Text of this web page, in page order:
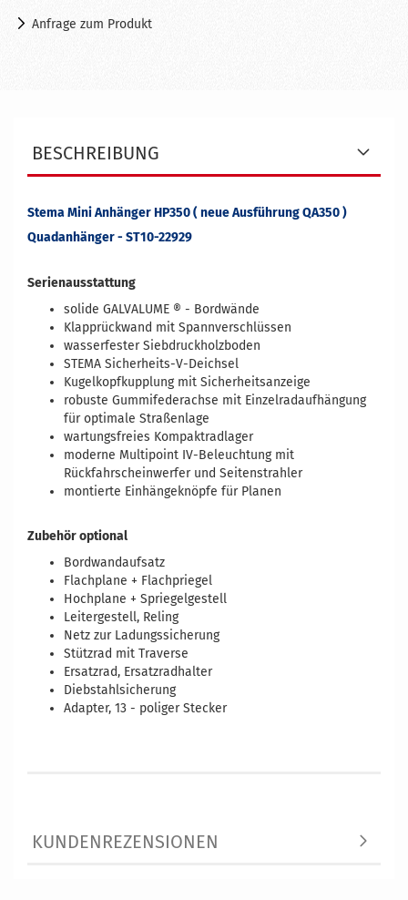
Anfrage zum Produkt
BESCHREIBUNG
Stema Mini Anhänger HP350 ( neue Ausführung QA350 )
Quadanhänger - ST10-22929
Serienausstattung
solide GALVALUME ® - Bordwände
Klapprückwand mit Spannverschlüssen
wasserfester Siebdruckholzboden
STEMA Sicherheits-V-Deichsel
Kugelkopfkupplung mit Sicherheitsanzeige
robuste Gummifederachse mit Einzelradaufhängung
für optimale Straßenlage
wartungsfreies Kompaktradlager
moderne Multipoint IV-Beleuchtung mit
Rückfahrscheinwerfer und Seitenstrahler
montierte Einhängeknöpfe für Planen
Zubehör optional
Bordwandaufsatz
Flachplane + Flachpriegel
Hochplane + Spriegelgestell
Leitergestell, Reling
Netz zur Ladungssicherung
Stützrad mit Traverse
Ersatzrad, Ersatzradhalter
Diebstahlsicherung
Adapter, 13 - poliger Stecker
KUNDENREZENSIONEN